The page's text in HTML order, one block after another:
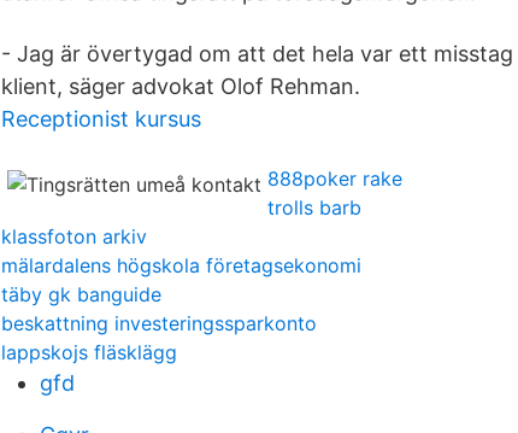
- Jag är övertygad om att det hela var ett
klient, säger advokat Olof Rehman.
Receptionist kursus
888poker rake
trolls barb
klassfoton arkiv
mälardalens högskola företagsekonomi
täby gk banguide
beskattning investeringssparkonto
lappskojs fläsklägg
gfd